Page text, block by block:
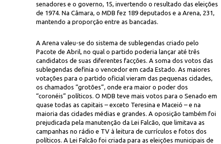
senadores e o governo, 15, invertendo o resultado das eleições
de 1974. Na Câmara, o MDB fez 189 deputados e a Arena, 231,
mantendo a proporção entre as bancadas.
A Arena valeu-se do sistema de sublegendas criado pelo
Pacote de Abril, no qual o partido poderia lançar até três
candidatos de suas diferentes facções. A soma dos votos das
sublegendas definia o vencedor em cada Estado. As maiores
votações para o partido oficial vieram das pequenas cidades,
os chamados “grotões”, onde era maior o poder dos
“coronéis” políticos. O MDB teve mais votos para o Senado em
quase todas as capitais – exceto Teresina e Maceió – e na
maioria das cidades médias e grandes. A oposição também foi
prejudicada pela manutenção da Lei Falcão, que limitava as
campanhas no rádio e TV à leitura de currículos e fotos dos
políticos. A Lei Falcão foi criada para as eleições municipais de